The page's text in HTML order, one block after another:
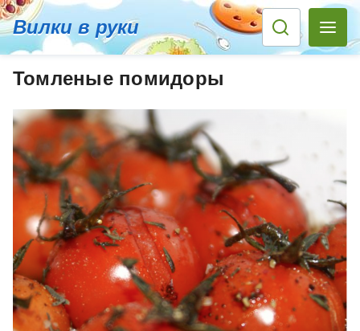
Вилки в руки
Томленые помидоры